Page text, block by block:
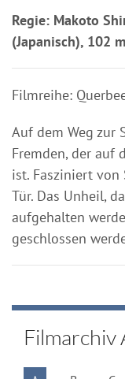
Regie: Makoto
(Japanisch), 102
Filmreihe:
Auf dem Weg zur
Fremden, der auf
ist. Fasziniert
Tür. Das Unheil,
aufgehalten
geschlossen
Filmarchiv